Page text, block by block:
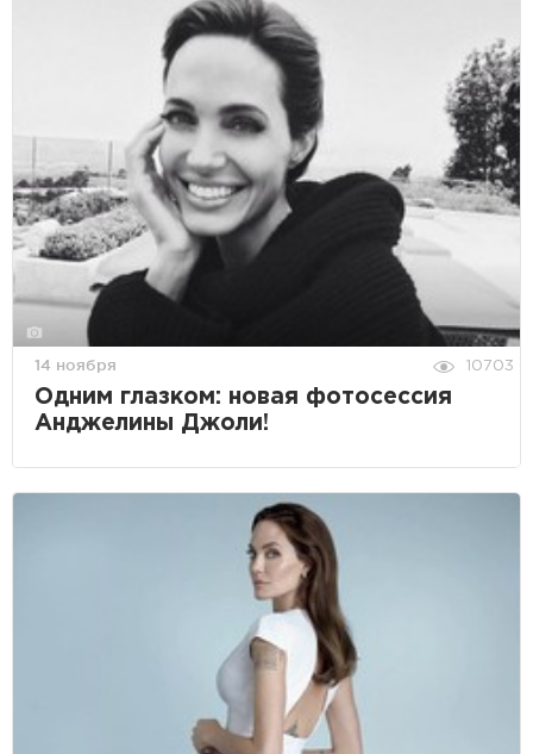
14 ноября 10703
Одним глазком: новая фотосессия
Анджелины Джоли!